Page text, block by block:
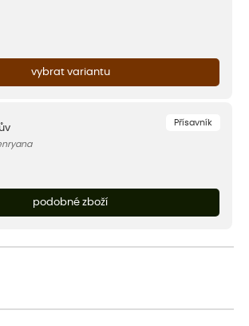
vybrat variantu
Přísavník
podobné zboží